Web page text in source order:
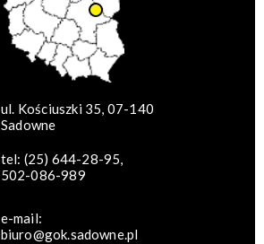
ul. Kościuszki 35, 07-140
Sadowne
tel: (25) 644-28-95,
502-086-989
e-mail:
biuro@gok.sadowne.pl